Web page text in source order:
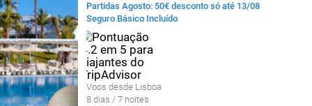
Partidas Agosto: 50€ desconto só até 13/08
Seguro Básico Incluído
Voos desde Lisboa
8 dias / 7 noites